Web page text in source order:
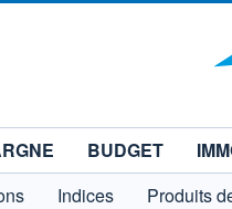
BUDGET
Indices Produits